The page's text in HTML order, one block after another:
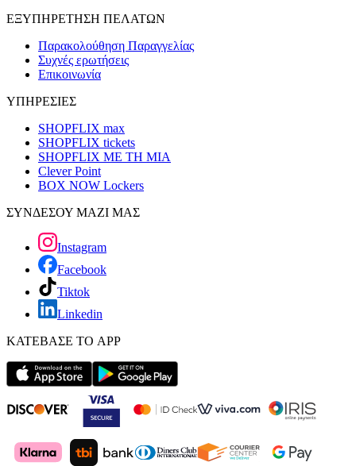
ΕΞΥΠΗΡΕΤΗΣΗ ΠΕΛΑΤΩΝ
Παρακολούθηση Παραγγελίας
Συχνές ερωτήσεις
Επικοινωνία
ΥΠΗΡΕΣΙΕΣ
SHOPFLIX max
SHOPFLIX tickets
SHOPFLIX ΜΕ ΤΗ ΜΙΑ
Clever Point
BOX NOW Lockers
ΣΥΝΔΕΣΟΥ ΜΑΖΙ ΜΑΣ
Instagram
Facebook
Tiktok
Linkedin
ΚΑΤΕΒΑΣΕ ΤΟ APP